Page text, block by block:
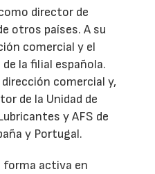
director de
otros países. A su
comercial y el
la filial española.
comercial y,
de la Unidad de
y AFS de
y Portugal.
forma activa en